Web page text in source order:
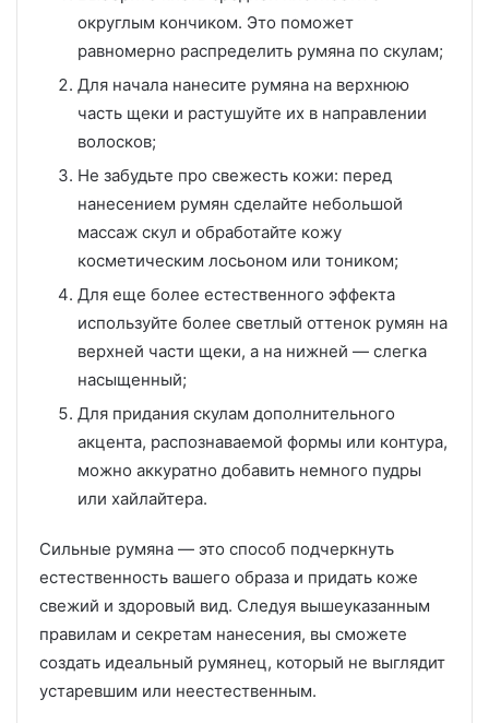
округлым кончиком. Это поможет
равномерно распределить румяна по скулам;
Для начала нанесите румяна на верхнюю
часть щеки и растушуйте их в направлении
волосков;
Не забудьте про свежесть кожи: перед
нанесением румян сделайте небольшой
массаж скул и обработайте кожу
косметическим лосьоном или тоником;
Для еще более естественного эффекта
используйте более светлый оттенок румян на
верхней части щеки, а на нижней — слегка
насыщенный;
Для придания скулам дополнительного
акцента, распознаваемой формы или контура,
можно аккуратно добавить немного пудры
или хайлайтера.
Сильные румяна — это способ подчеркнуть
естественность вашего образа и придать коже
свежий и здоровый вид. Следуя вышеуказанным
правилам и секретам нанесения, вы сможете
создать идеальный румянец, который не выглядит
устаревшим или неестественным.